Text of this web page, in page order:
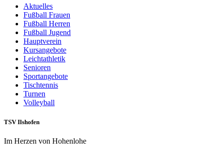
Aktuelles
Fußball Frauen
Fußball Herren
Fußball Jugend
Hauptverein
Kursangebote
Leichtathletik
Senioren
Sportangebote
Tischtennis
Turnen
Volleyball
TSV Ilshofen
Im Herzen von Hohenlohe